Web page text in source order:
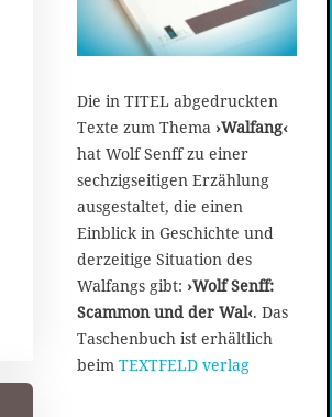
Die in TITEL abgedruckten
Texte zum Thema ›Walfang‹
hat Wolf Senff zu einer
sechzigseitigen Erzählung
ausgestaltet, die einen
Einblick in Geschichte und
derzeitige Situation des
Walfangs gibt: ›Wolf Senff:
Scammon und der Wal‹. Das
Taschenbuch ist erhältlich
beim TEXTFELD verlag